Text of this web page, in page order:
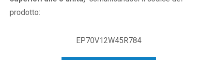
prodotto:
EP70V12W45R784